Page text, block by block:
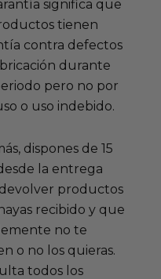
significa que
tienen
contra defectos
durante
pero no por
o uso indebido.
dispones de 15
la entrega
productos
recibido y que
no te
o no los quieras.
todos los